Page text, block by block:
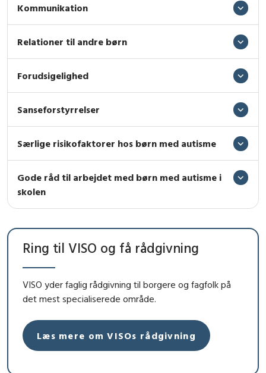
Kommunikation
Relationer til andre børn
Forudsigelighed
Sanseforstyrrelser
Særlige risikofaktorer hos børn med autisme
Gode råd til arbejdet med børn med autisme i
skolen
Ring til VISO og få rådgivning
VISO yder faglig rådgivning til borgere og fagfolk på
det mest specialiserede område.
Læs mere om VISOs rådgivning